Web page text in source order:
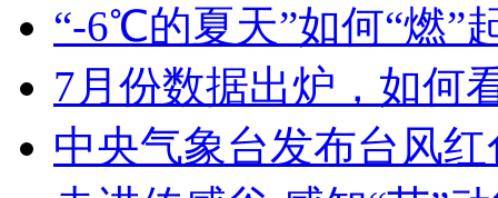
“-6℃的夏天”如何“燃”
7月份数据出炉，如何
中央气象台发布台风